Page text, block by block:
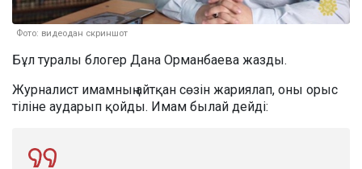
Фото: видеодан скриншот
Бұл туралы блогер Дана Орманбаева жазды.
Журналист имамның айтқан сөзін жариялап, оны орыс
тіліне аударып қойды. Имам былай дейді: